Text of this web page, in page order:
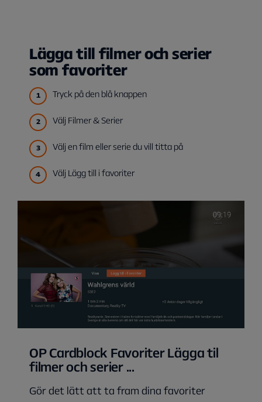
Lägga till filmer och serier
som favoriter
Tryck på den blå knappen
Välj Filmer & Serier
Välj en film eller serie du vill titta på
Välj Lägg till i favoriter
OP Cardblock Favoriter Lägga til
filmer och serier ...
Gör det lätt att ta fram dina favoriter